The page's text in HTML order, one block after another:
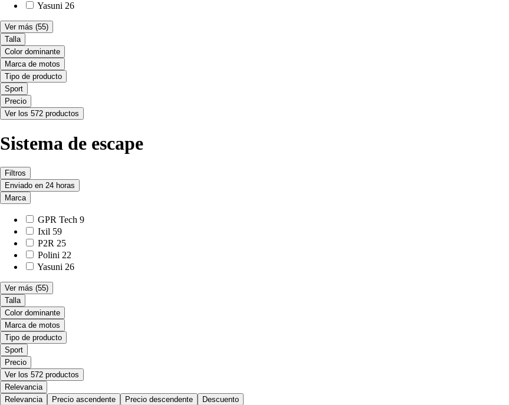
Yasuni 26
Ver más (55)
Talla
Color dominante
Marca de motos
Tipo de producto
Sport
Precio
Ver los 572 productos
Sistema de escape
Filtros
Enviado en 24 horas
Marca
GPR Tech 9
Ixil 59
P2R 25
Polini 22
Yasuni 26
Ver más (55)
Talla
Color dominante
Marca de motos
Tipo de producto
Sport
Precio
Ver los 572 productos
Relevancia
Relevancia
Precio ascendente Precio descendente Descuento